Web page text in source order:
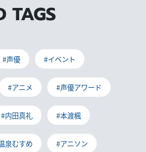
TAGS
#声優 #イベント
#アニメ #声優アワード
#内田真礼 #本渡楓
泉むすめ #アニソン